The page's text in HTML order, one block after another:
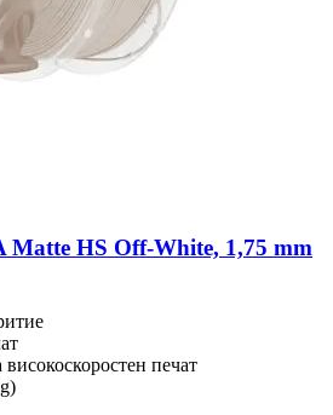
Matte HS Off-​White, 1,75 mm
печат